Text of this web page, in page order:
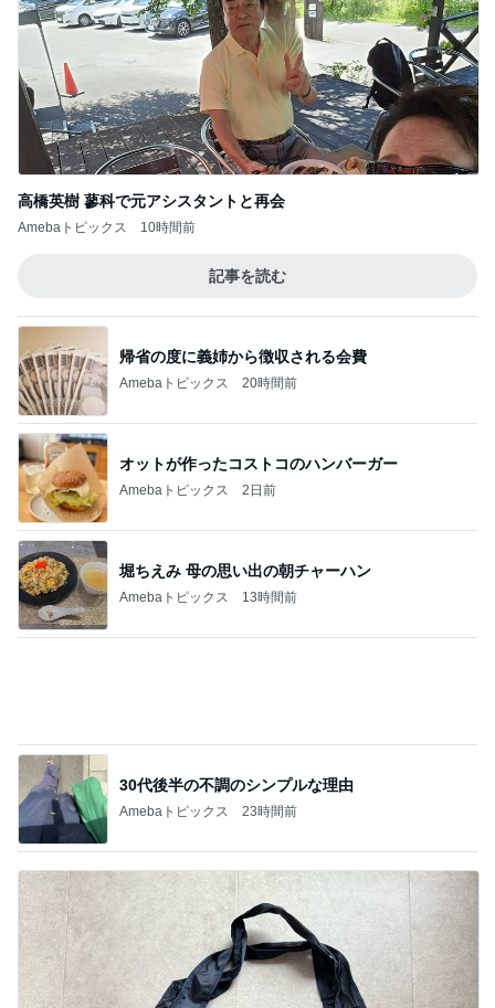
高橋英樹 蓼科で元アシスタントと再会
Amebaトピックス 10時間前
記事を読む
Amebaトピックス 20時間前
オットが作ったコストコのハンバーガー
Amebaトピックス 2日前
堀ちえみ 母の思い出の朝チャーハン
Amebaトピックス 13時間前